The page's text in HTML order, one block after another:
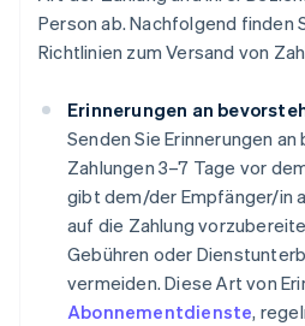
Person ab. Nachfolgend finden
Richtlinien zum Versand von
Erinnerungen an
Senden Sie Erinnerungen
Zahlungen 3–7 Tage vor
gibt dem/der Empfänger/in
auf die Zahlung
Gebühren oder
vermeiden. Diese Art von
Abonnementdienste,